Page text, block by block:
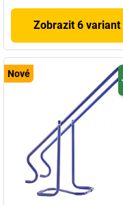
Zobrazit 6 variant
Nové